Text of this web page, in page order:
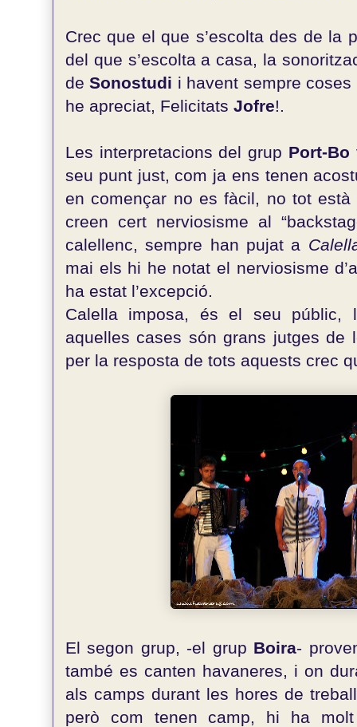
Crec que el que s’escolta des de la
del que s’escolta a casa, la
deSonostudi i havent sempre
he apreciat, Felicitats Jofre!.
Les interpretacions del grup Port-Bo
seu punt just, com ja ens tenen
en començar no es fàcil, no tot
creen cert nerviosisme al
calellenc, sempre han pujat a
mai els hi he notat el nerviosisme
ha estat l’excepció.
Calella imposa, és el seu públic,
aquelles cases són grans jutges de
per la resposta de tots aquests crec
El segon grup, -el grup Boira-
també es canten havaneres, i on
als camps durant les hores de
però com tenen camp, hi ha